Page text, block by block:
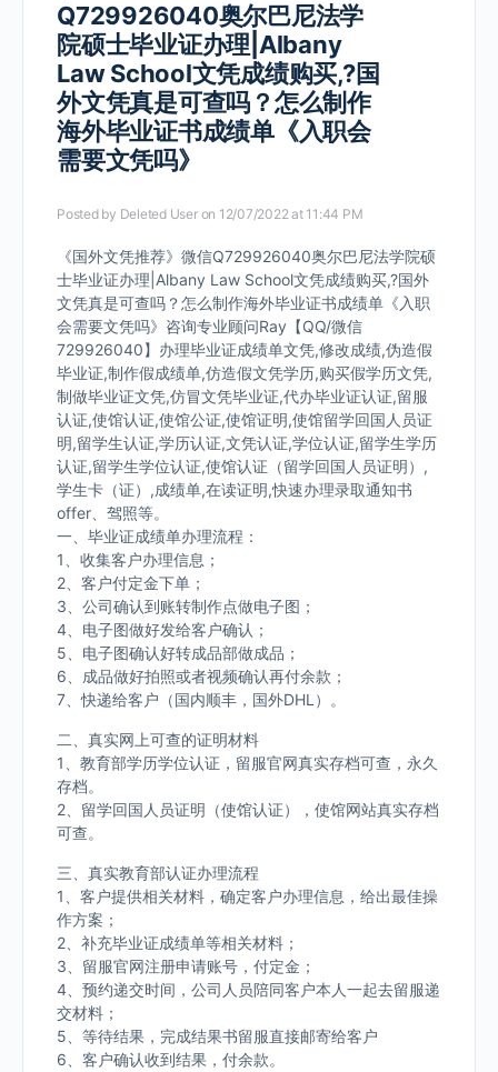
Q729926040奥尔巴尼法学
院硕士毕业证办理|Albany
Law School文凭成绩购买,?国
外文凭真是可查吗？怎么制作
海外毕业证书成绩单《入职会
需要文凭吗》
Posted by Deleted User on 12/07/2022 at 11:44 PM
《国外文凭推荐》微信Q729926040奥尔巴尼法学院硕
士毕业证办理|Albany Law School文凭成绩购买,?国外
文凭真是可查吗？怎么制作海外毕业证书成绩单《入职
会需要文凭吗》咨询专业顾问Ray【QQ/微信
729926040】办理毕业证成绩单文凭,修改成绩,伪造假
毕业证,制作假成绩单,仿造假文凭学历,购买假学历文凭,
制做毕业证文凭,仿冒文凭毕业证,代办毕业证认证,留服
认证,使馆认证,使馆公证,使馆证明,使馆留学回国人员证
明,留学生认证,学历认证,文凭认证,学位认证,留学生学历
认证,留学生学位认证,使馆认证（留学回国人员证明）,
学生卡（证）,成绩单,在读证明,快速办理录取通知书
offer、驾照等。
一、毕业证成绩单办理流程：
1、收集客户办理信息；
2、客户付定金下单；
3、公司确认到账转制作点做电子图；
4、电子图做好发给客户确认；
5、电子图确认好转成品部做成品；
6、成品做好拍照或者视频确认再付余款；
7、快递给客户（国内顺丰，国外DHL）。
二、真实网上可查的证明材料
1、教育部学历学位认证，留服官网真实存档可查，永久
存档。
2、留学回国人员证明（使馆认证），使馆网站真实存档
可查。
三、真实教育部认证办理流程
1、客户提供相关材料，确定客户办理信息，给出最佳操
作方案；
2、补充毕业证成绩单等相关材料；
3、留服官网注册申请账号，付定金；
4、预约递交时间，公司人员陪同客户本人一起去留服递
交材料；
5、等待结果，完成结果书留服直接邮寄给客户
6、客户确认收到结果，付余款。